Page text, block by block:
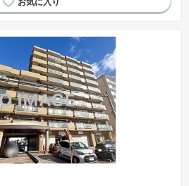
み物件 システムキッチン